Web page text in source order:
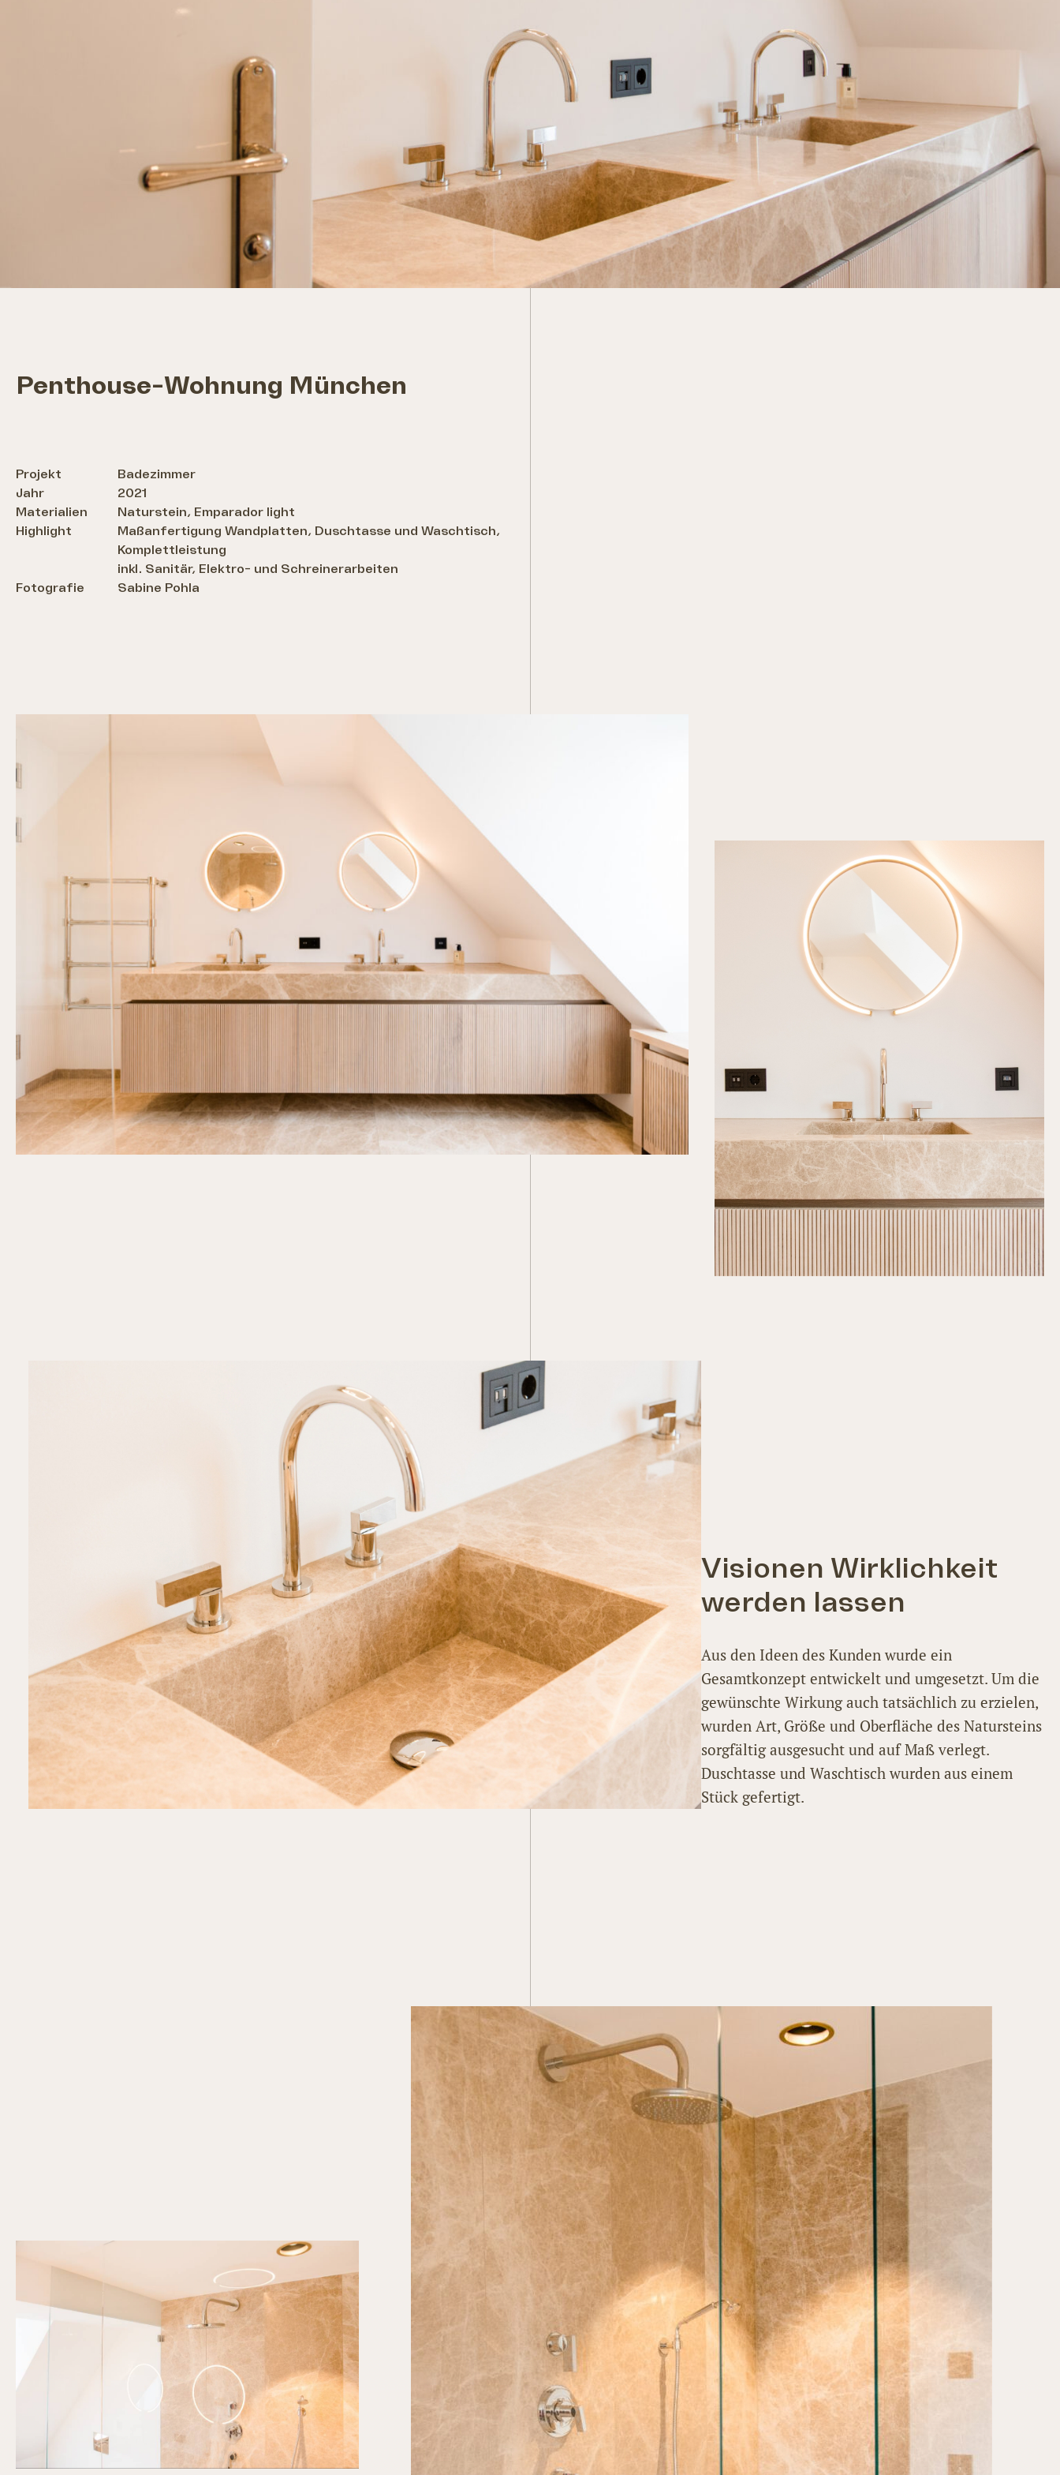
Penthouse-Wohnung München
Projekt
Badezimmer
Jahr
2021
Materialien
Naturstein, Emparador light
Highlight
Maßanfertigung Wandplatten, Duschtasse und Waschtisch,
Komplettleistung
inkl. Sanitär, Elektro- und Schreinerarbeiten
Fotografie
Sabine Pohla
Visionen Wirklichkeit
werden lassen
Aus den Ideen des Kunden wurde ein
Gesamtkonzept entwickelt und umgesetzt. Um die
gewünschte Wirkung auch tatsächlich zu erzielen,
wurden Art, Größe und Oberfläche des Natursteins
sorgfältig ausgesucht und auf Maß verlegt.
Duschtasse und Waschtisch wurden aus einem
Stück gefertigt.